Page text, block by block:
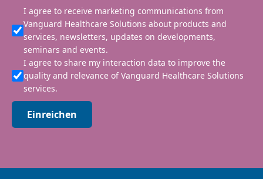
I agree to receive marketing communications from
Vanguard Healthcare Solutions about products and
services, newsletters, updates on developments,
seminars and events.
I agree to share my interaction data to improve the
quality and relevance of Vanguard Healthcare Solutions
services.
Einreichen